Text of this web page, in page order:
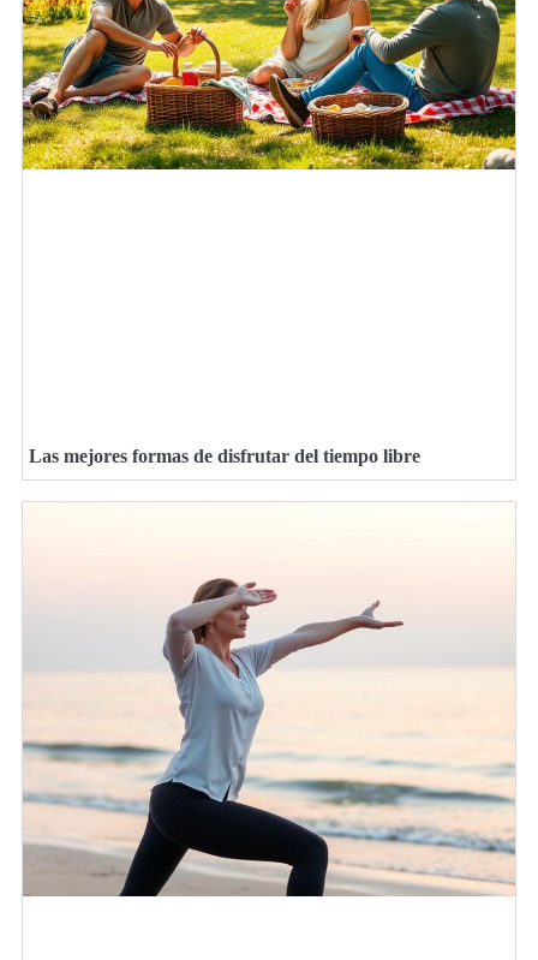
Las mejores formas de disfrutar del tiempo libre